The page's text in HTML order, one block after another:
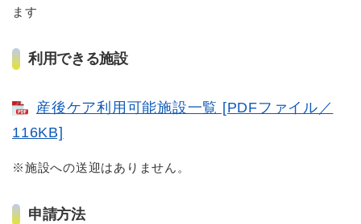
ます
利用できる施設
産後ケア利用可能施設一覧 [PDFファイル／
116KB]
※施設への送迎はありません。
申請方法